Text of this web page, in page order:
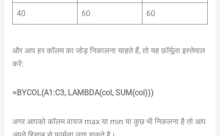
40 60 60
और आप हर कॉलम का जोड़ निकालना चाहते हैं, तो यह फ़ॉर्मूला इस्तेमाल
करें:
=BYCOL(A1:C3, LAMBDA(col, SUM(col)))
अगर आपको कॉलम वायज max या min या कुछ भी निकलना है तो आप